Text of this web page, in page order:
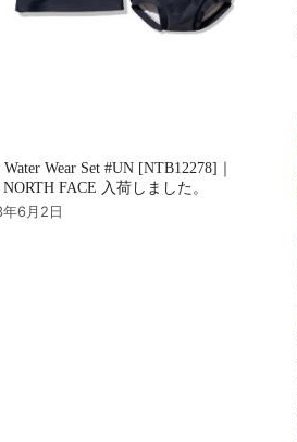
Water Wear Set #UN [NTB12278]｜
FACE 入荷しました。
6月2日